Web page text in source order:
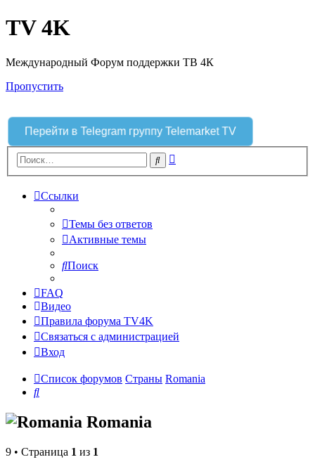
TV 4K
Международный Форум поддержки ТВ 4К
Пропустить
Перейти в Telegram группу Telemarket TV
Поиск
Ссылки
Темы без ответов
Активные темы
Поиск
FAQ
Видео
Правила форума TV4K
Связаться с администрацией
Вход
Список форумов Страны Romania
Поиск
Romania
9 • Страница 1 из 1